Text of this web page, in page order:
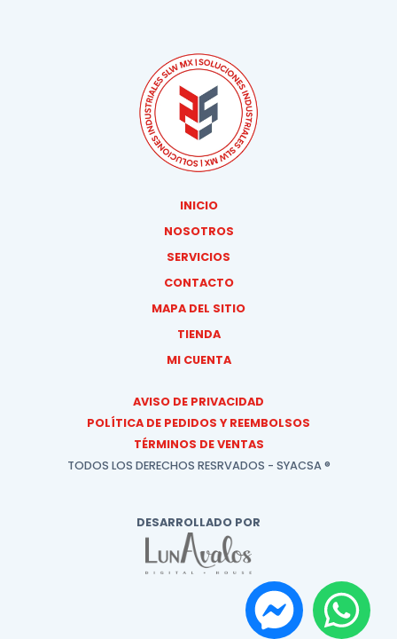
INICIO
NOSOTROS
SERVICIOS
CONTACTO
MAPA DEL SITIO
TIENDA
MI CUENTA
AVISO DE PRIVACIDAD
POLÍTICA DE PEDIDOS Y REEMBOLSOS
TÉRMINOS DE VENTAS
TODOS LOS DERECHOS RESRVADOS - SYACSA ®
DESARROLLADO POR